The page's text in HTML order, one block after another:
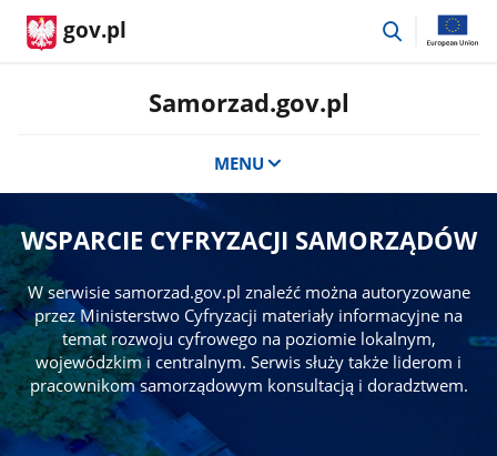
gov.pl
przejdź
Samorzad.gov.pl
MENU
WSPARCIE CYFRYZACJI SAMORZĄDÓW
W serwisie samorzad.gov.pl znaleźć można autoryzowane
przez Ministerstwo Cyfryzacji materiały informacyjne na
temat rozwoju cyfrowego na poziomie lokalnym,
wojewódzkim i centralnym. Serwis służy także liderom i
pracownikom samorządowym konsultacją i doradztwem.